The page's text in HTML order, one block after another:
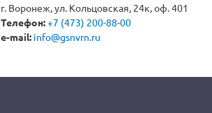
г. Воронеж, ул. Кольцовская, 24к, оф. 401
Телефон:+7 (473) 200-88-00
e-mail: info@gsnvrn.ru